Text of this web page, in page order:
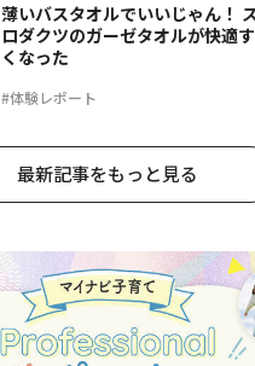
#体験レポート
薄いバスタオルでいいじゃん！
ロダクツのガーゼタオルが快適
くなった
最新記事をもっと見る